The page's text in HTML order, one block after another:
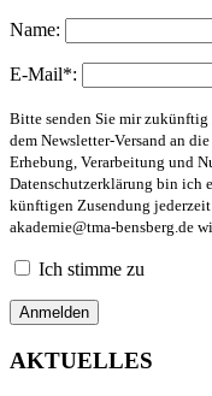
Name:
E-Mail*:
Bitte senden Sie mir
dem Newsletter-Versand an
Erhebung, Verarbeitung und
Datenschutzerklärung bin ich
künftigen Zusendung
akademie@tma-bensberg.de
Ich stimme zu
AKTUELLES